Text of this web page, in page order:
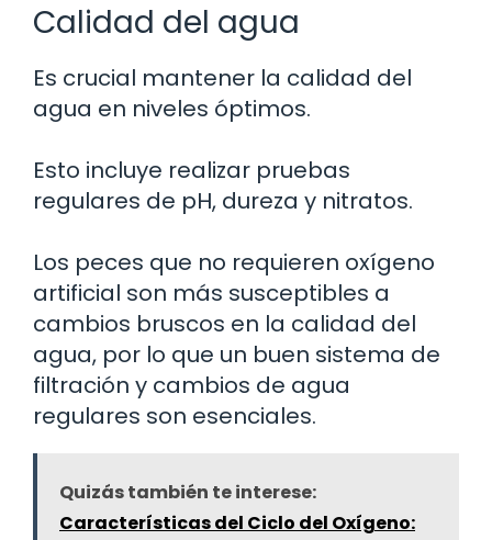
Calidad del agua
Es crucial mantener la calidad del
agua en niveles óptimos.
Esto incluye realizar pruebas
regulares de pH, dureza y nitratos.
Los peces que no requieren oxígeno
artificial son más susceptibles a
cambios bruscos en la calidad del
agua, por lo que un buen sistema de
filtración y cambios de agua
regulares son esenciales.
Quizás también te interese:
Características del Ciclo del Oxígeno: